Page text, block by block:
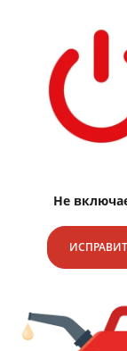
Не